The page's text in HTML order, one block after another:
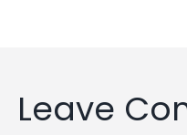
Leave